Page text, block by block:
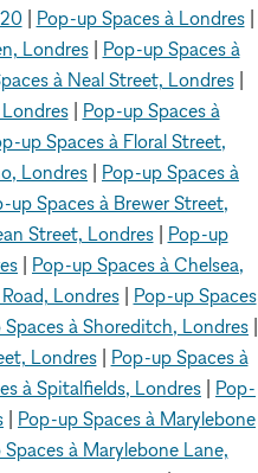
| Pop-up Spaces à Londres|
Londres| Pop-up Spaces à
à Neal Street, Londres|
| Pop-up Spaces à
up Spaces à Floral Street,
Londres
Pop-up Spaces à
up Spaces à Brewer Street,
Street, Londres| Pop-up
Pop-up Spaces à Chelsea,
Londres| Pop-up Spaces
Spaces à Shoreditch, Londres
Londres| Pop-up Spaces à
à Spitalfields, Londres
Pop-
Pop-up Spaces à Marylebone
à Marylebone Lane,